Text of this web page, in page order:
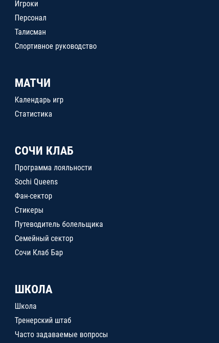
Игроки
Персонал
Талисман
Спортивное руководство
МАТЧИ
Календарь игр
Статистика
СОЧИ КЛАБ
Программа лояльности
Sochi Queens
Фан-сектор
Стикеры
Путеводитель болельщика
Семейный сектор
Сочи Клаб Бар
ШКОЛА
Школа
Тренерский штаб
Часто задаваемые вопросы